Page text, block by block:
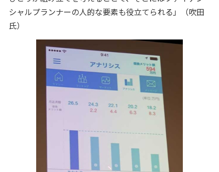
シャルプランナーの人的な要素も役立てられる」（吹田
氏）